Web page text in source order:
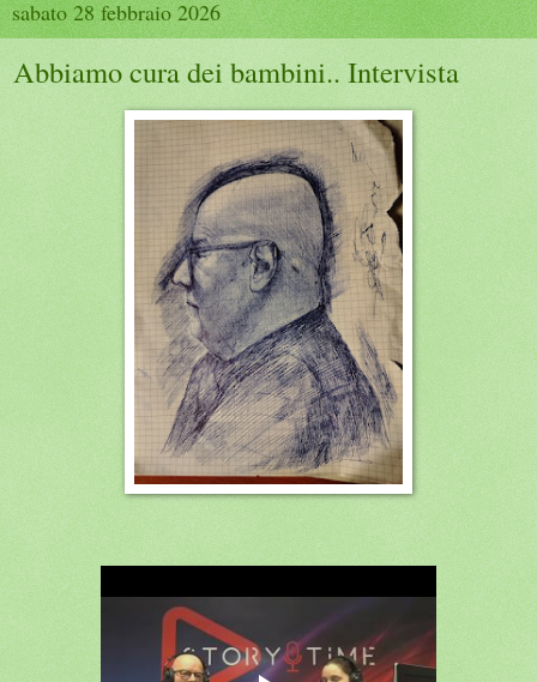
sabato 28 febbraio 2026
Abbiamo cura dei bambini.. Intervista